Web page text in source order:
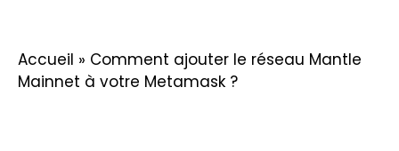
Accueil » Comment ajouter le réseau Mantle
Mainnet à votre Metamask ?